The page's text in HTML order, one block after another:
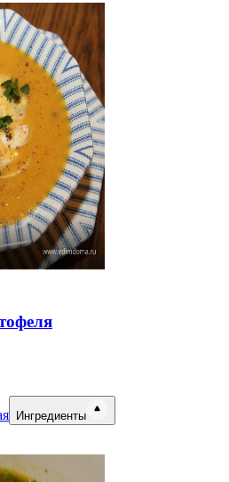
Ингредиенты